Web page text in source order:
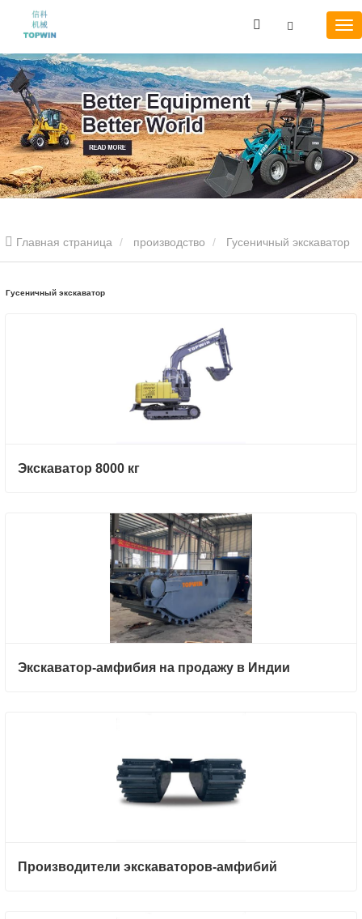
Главная страница производство Гусеничный экскаватор
Гусеничный экскаватор
Экскаватор 8000 кг
Экскаватор-амфибия на продажу в Индии
Производители экскаваторов-амфибий